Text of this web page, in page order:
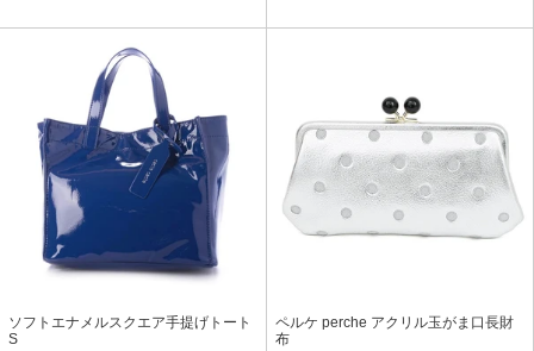
ソフトエナメルスクエア手提げトート
S
ペルケ perche アクリル玉がま口長財
布